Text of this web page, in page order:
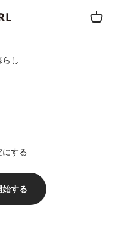
カート
する
始する